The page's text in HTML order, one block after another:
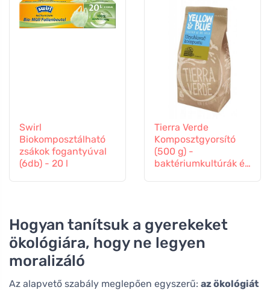
Swirl
Biokomposztálható
zsákok fogantyúval
(6db) - 20 l
Tierra Verde
Komposztgyorsító
(500 g) -
baktériumkultúrák és
Hogyan tanítsuk a gyerekeket
ökológiára, hogy ne legyen
moralizáló
Az alapvető szabály meglepően egyszerű: az ökológiát